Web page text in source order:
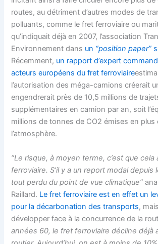
routes, au détriment d’autres modes de
polluants, comme le fret ferroviaire ou
qu’indiquait déjà en 2007, l’association
Environnement dans un “position paper”
Récemment, un rapport d’expert
acteurs européens du fret ferroviaire
l’autorisation des méga-camions créerait
engendrerait près de 10,5 millions de
supplémentaires en camion par an, soit
millions de tonnes de CO2 émises en plus
l’atmosphère.
“Le risque, à moyen terme, c’est que
ferroviaire. S’il y a un report modal depuis
tout perdu du point de vue climatique”
Raillard. Le fret ferroviaire est en effet un
pour la décarbonation des transports,
développer face à la concurrence de la
années 60, le fret ferroviaire décline déjà